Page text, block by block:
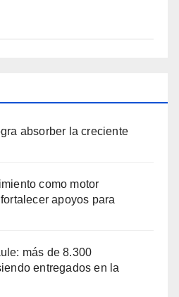
absorber la creciente
como motor
apoyos para
más de 8.300
entregados en la